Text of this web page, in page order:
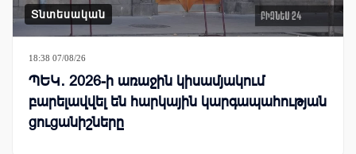
Տնտեսական
18:38 07/08/26
ՊԵԿ․ 2026-ի առաջին կիսամյակում
բարելավվել են հարկային կարգապահության
ցուցանիշները